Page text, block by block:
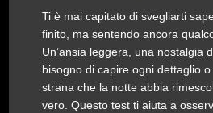
Ti è mai capitato di svegliarti
finito, ma sentendo ancora
Un’ansia leggera, una nostalgia
bisogno di capire ogni dettaglio
strana che la notte abbia
vero. Questo test ti aiuta a